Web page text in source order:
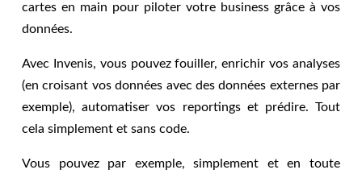
cartes en main pour piloter votre business grâce à vos
données.
Avec Invenis, vous pouvez fouiller, enrichir vos analyses
(en croisant vos données avec des données externes par
exemple), automatiser vos reportings et prédire. Tout
cela simplement et sans code.
Vous pouvez par exemple, simplement et en toute